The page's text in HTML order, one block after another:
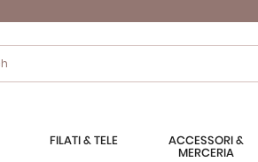
FILATI & TELE
ACCESSORI &
MERCERIA